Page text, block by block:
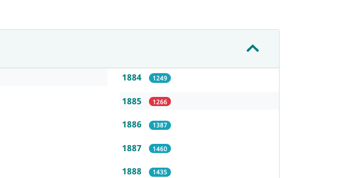
1884 1249
1885 1266
1886 1387
1887 1460
1888 1435